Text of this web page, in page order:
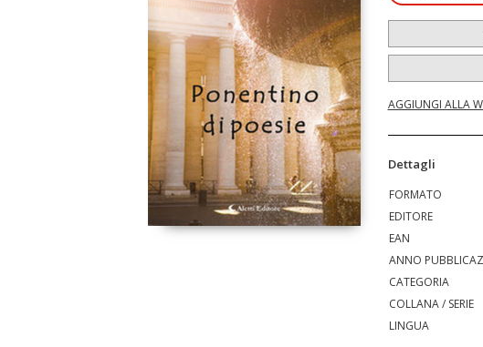
AGGIUNGI ALLA
Dettagli
FORMATO
EDITORE
EAN
ANNO
CATEGORIA
COLLANA / SERIE
LINGUA